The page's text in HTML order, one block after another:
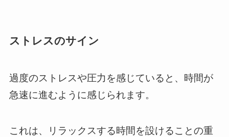
ストレスのサイン
過度のストレスや圧力を感じていると、時間が
急速に進むように感じられます。
これは、リラックスする時間を設けることの重